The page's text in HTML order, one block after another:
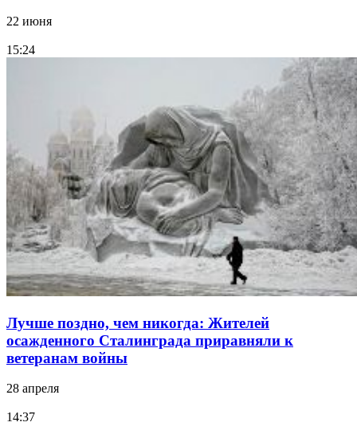
22 июня
15:24
Лучше поздно, чем никогда: Жителей
осажденного Сталинграда приравняли к
ветеранам войны
28 апреля
14:37